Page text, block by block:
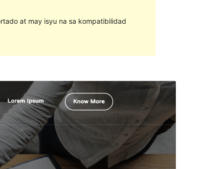
at may isyu na sa kompatibilidad
I-download
Ito ay child theme ng & Teczilla
1.1
na-update
Oktubre 7, 2022